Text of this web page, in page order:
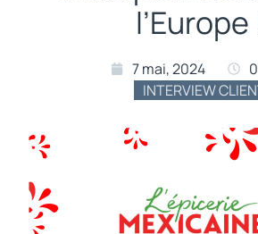
l’Europe
7 mai, 2024
INTERVIEW